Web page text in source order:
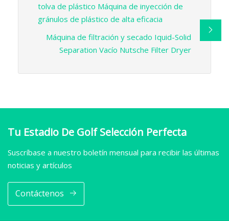
tolva de plástico Máquina de inyección de
gránulos de plástico de alta eficacia
Máquina de filtración y secado Iquid-Solid
Separation Vacío Nutsche Filter Dryer
Tu Estadio De Golf Selección Perfecta
Suscríbase a nuestro boletín mensual para recibir las últimas
noticias y artículos
Contáctenos